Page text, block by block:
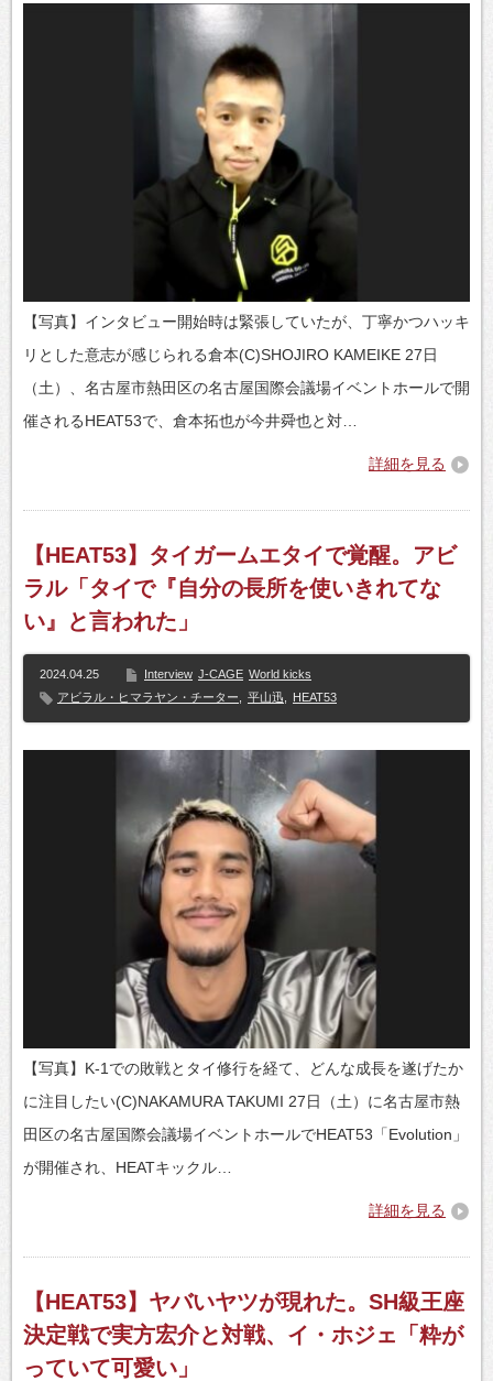
【写真】インタビュー開始時は緊張していたが、丁寧かつハッキ
リとした意志が感じられる倉本(C)SHOJIRO KAMEIKE 27日
（土）、名古屋市熱田区の名古屋国際会議場イベントホールで開
催されるHEAT53で、倉本拓也が今井舜也と対…
詳細を見る
【HEAT53】タイガームエタイで覚醒。アビ
ラル「タイで『自分の長所を使いきれてな
い』と言われた」
2024.04.25 Interview J-CAGE World kicks
アビラル・ヒマラヤン・チーター
平山迅 HEAT53
【写真】K-1での敗戦とタイ修行を経て、どんな成長を遂げたか
に注目したい(C)NAKAMURA TAKUMI 27日（土）に名古屋市熱
田区の名古屋国際会議場イベントホールでHEAT53「Evolution」
が開催され、HEATキックル…
詳細を見る
【HEAT53】ヤバいヤツが現れた。SH級王座
決定戦で実方宏介と対戦、イ・ホジェ「粋が
っていて可愛い」